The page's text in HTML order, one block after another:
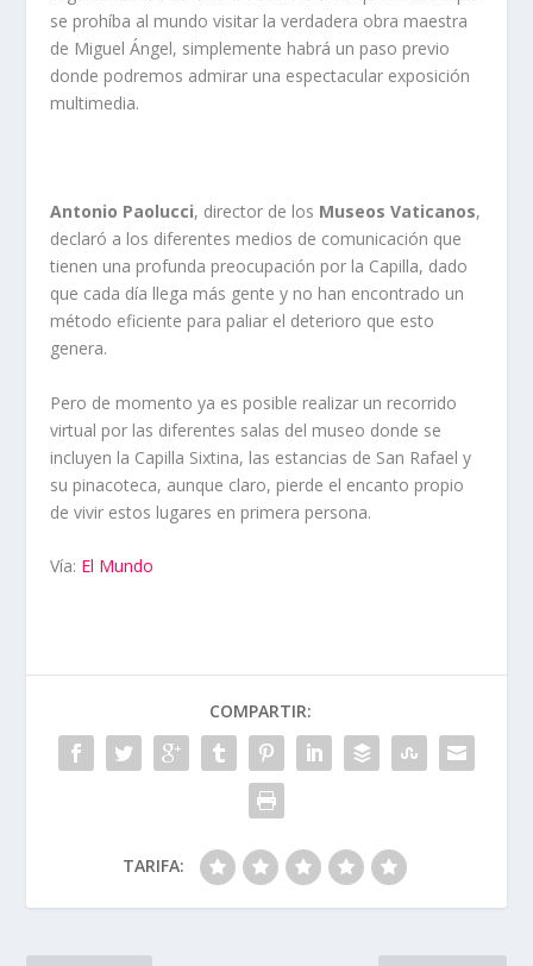
se prohíba al mundo visitar la verdadera obra maestra
de Miguel Ángel, simplemente habrá un paso previo
donde podremos admirar una espectacular exposición
multimedia.
Antonio Paolucci, director de los Museos Vaticanos,
declaró a los diferentes medios de comunicación que
tienen una profunda preocupación por la Capilla, dado
que cada día llega más gente y no han encontrado un
método eficiente para paliar el deterioro que esto
genera.
Pero de momento ya es posible realizar un recorrido
virtual por las diferentes salas del museo donde se
incluyen la Capilla Sixtina, las estancias de San Rafael y
su pinacoteca, aunque claro, pierde el encanto propio
de vivir estos lugares en primera persona.
Vía: El Mundo
COMPARTIR:
TARIFA: